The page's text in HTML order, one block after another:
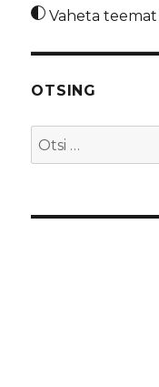
Vaheta teemat
OTSING
Otsi: